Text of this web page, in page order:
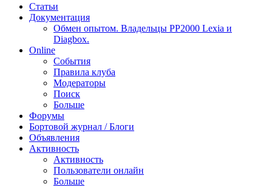
Статьи
Документация
Обмен опытом. Владельцы PP2000 Lexia и
Diagbox.
Online
События
Правила клуба
Модераторы
Поиск
Больше
Форумы
Бортовой журнал / Блоги
Объявления
Активность
Активность
Пользователи онлайн
Больше